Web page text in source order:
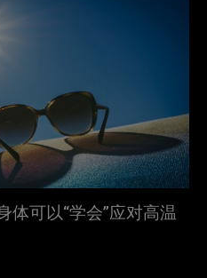
体可以“学会”应对高温